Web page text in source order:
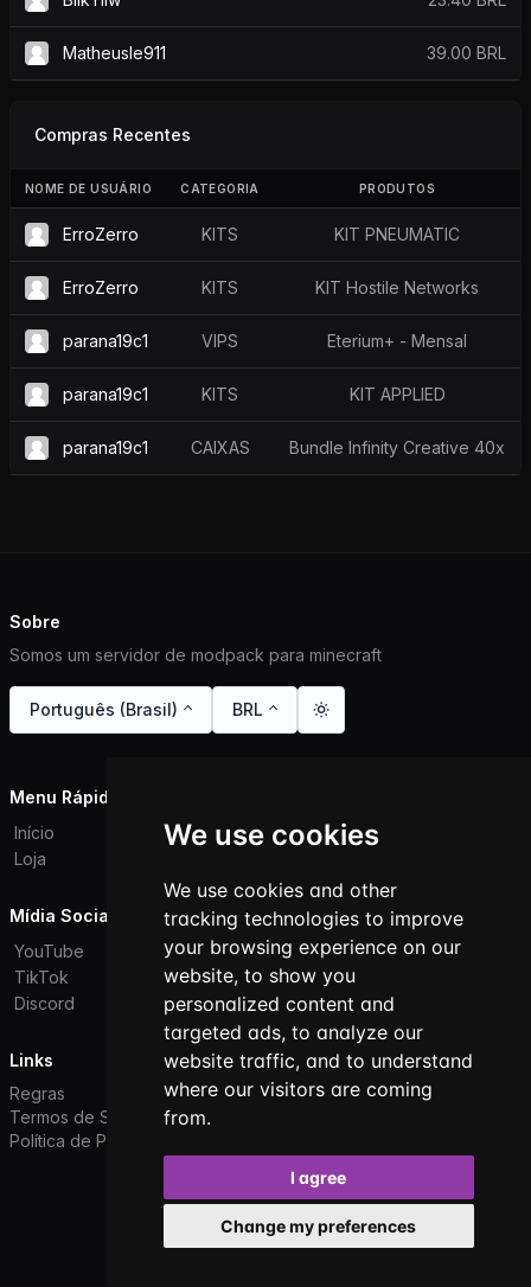
We use cookies
We use cookies and other
tracking technologies to improve
your browsing experience on our
website, to show you
personalized content and
targeted ads, to analyze our
website traffic, and to understand
where our visitors are coming
from.
I agree
Change my preferences
Matheusle911 39.00 BRL
Compras Recentes
NOME DE USUÁRIO CATEGORIA PRODUTOS
ErroZerro KITS KIT PNEUMATIC
ErroZerro KITS KIT Hostile Networks
parana19c1 VIPS Eterium+ - Mensal
parana19c1 KITS KIT APPLIED
parana19c1 CAIXAS Bundle Infinity Creative 40x
Sobre
Somos um servidor de modpack para minecraft
Português (Brasil) BRL
Menu Rápido
Início
Loja
Mídia Social
YouTube
TikTok
Discord
Links
Regras
Termos de Serviço
Política de Privacidade
Todos os direitos reservados. © 2026